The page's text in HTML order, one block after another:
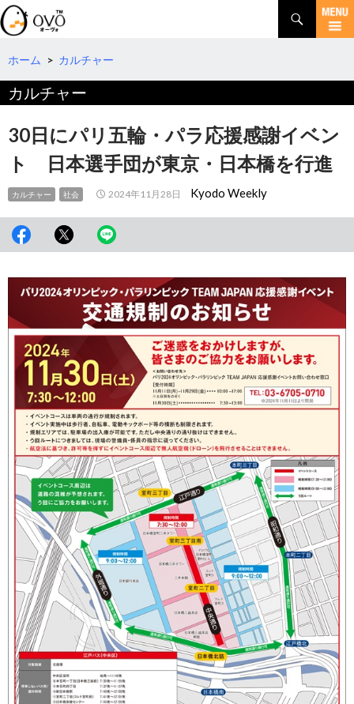
検
索
コ
テ
ツ
へ
動
ホーム > カルチャー
カルチャー
30日にパリ五輪・パラ応援感謝イベン
ト 日本選手団が東京・日本橋を行進
カルチャー 社会 2024年11月28日 Kyodo Weekly